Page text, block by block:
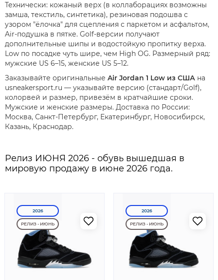
Технически: кожаный верх (в коллаборациях возможны
замша, текстиль, синтетика), резиновая подошва с
узором "ёлочка" для сцепления с паркетом и асфальтом,
Air-подушка в пятке. Golf-версии получают
дополнительные шипы и водостойкую пропитку верха.
Low по посадке чуть шире, чем High OG. Размерный ряд:
мужские US 6–15, женские US 5–12.
Заказывайте оригинальные Air Jordan 1 Low из США на
usneakersport.ru — указывайте версию (стандарт/Golf),
колорвей и размер, привезём в кратчайшие сроки.
Мужские и женские размеры. Доставка по России:
Москва, Санкт-Петербург, Екатеринбург, Новосибирск,
Казань, Краснодар.
Релиз ИЮНЯ 2026 - обувь вышедшая в
мировую продажу в июне 2026 года.
2026
РЕЛИЗ - ИЮНЬ
2026
РЕЛИЗ - ИЮНЬ